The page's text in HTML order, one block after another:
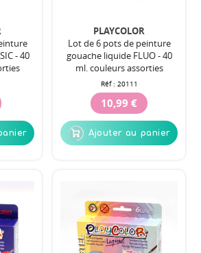
- 40
PLAYCOLOR
Lot de 6 pots de peinture
gouache liquide FLUO - 40
ml. couleurs assorties
Réf : 20111
10,99 €
Ajouter au panier